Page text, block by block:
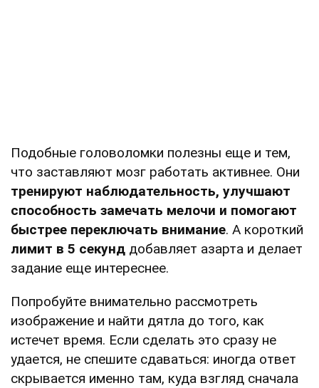
Подобные головоломки полезны еще и тем,
что заставляют мозг работать активнее. Они
тренируют наблюдательность, улучшают
способность замечать мелочи и помогают
быстрее переключать внимание. А короткий
лимит в 5 секунд добавляет азарта и делает
задание еще интереснее.
Попробуйте внимательно рассмотреть
изображение и найти дятла до того, как
истечет время. Если сделать это сразу не
удается, не спешите сдаваться: иногда ответ
скрывается именно там, куда взгляд сначала